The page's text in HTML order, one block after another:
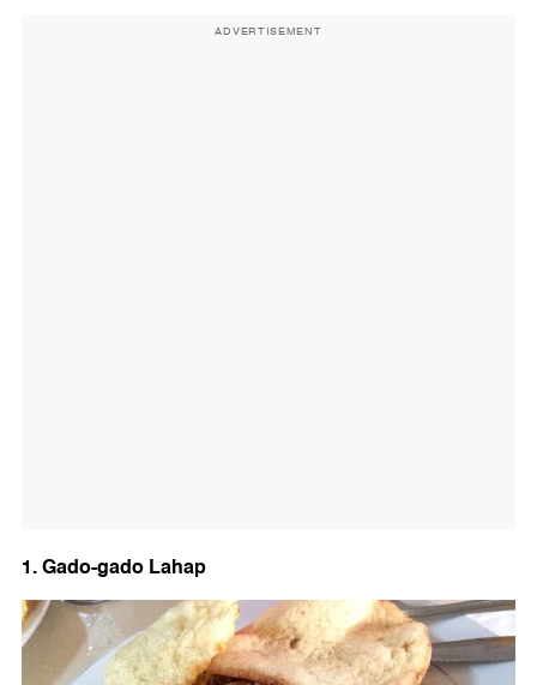
ADVERTISEMENT
1. Gado-gado Lahap